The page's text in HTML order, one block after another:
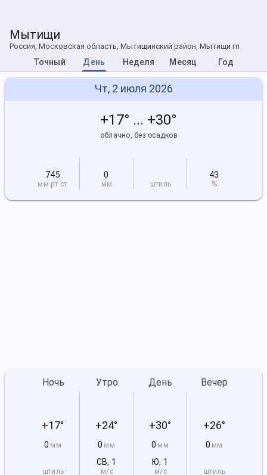
Мытищи
Россия, Московская область, Мытищинский район, Мытищи гп
Точный День Неделя Месяц Год
Чт, 2 июля 2026
+17° ... +30°
облачно, без осадков
745
мм рт.ст.
0
мм штиль
43
%
Ночь
+17°
0 мм
штиль
Утро
+24°
0 мм
СВ, 1
м/с
День
+30°
0 мм
Ю, 1
м/с
Вечер
+26°
0 мм
штиль